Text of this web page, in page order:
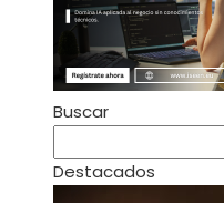
Buscar
Destacados